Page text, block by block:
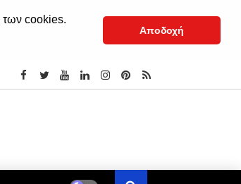
των cookies.
Αποδοχή
Μεταμόρφωση του Σωτήρος: Γιατί ευλογούνται τα